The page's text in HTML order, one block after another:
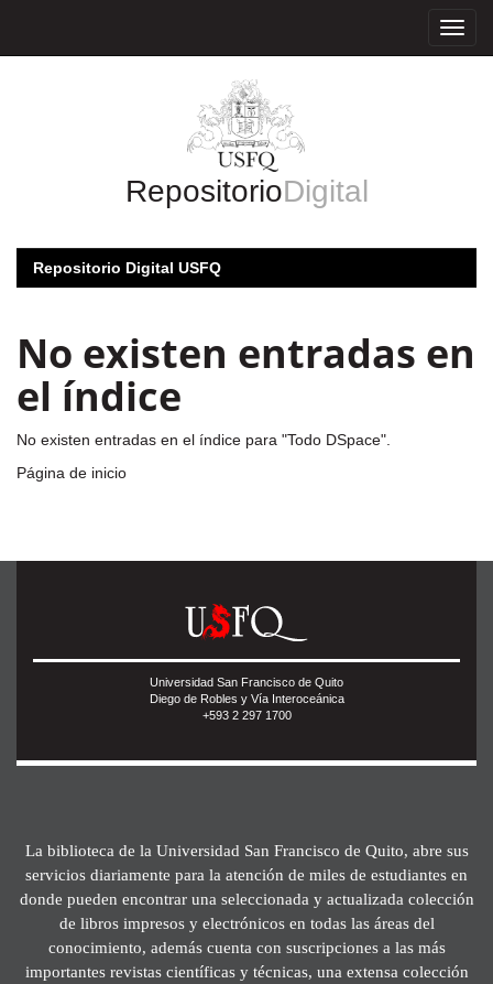
RepositorioDigital
Repositorio Digital USFQ
No existen entradas en
el índice
No existen entradas en el índice para "Todo DSpace".
Página de inicio
Universidad San Francisco de Quito
Diego de Robles y Vía Interoceánica
+593 2 297 1700
La biblioteca de la Universidad San Francisco de Quito, abre sus
servicios diariamente para la atención de miles de estudiantes en
donde pueden encontrar una seleccionada y actualizada colección
de libros impresos y electrónicos en todas las áreas del
conocimiento, además cuenta con suscripciones a las más
importantes revistas científicas y técnicas, una extensa colección